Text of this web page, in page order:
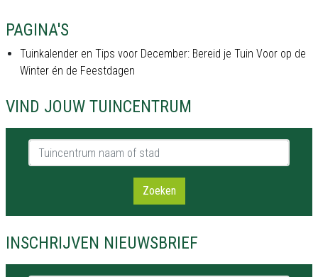
VIND JOUW TUINCENTRUM
Tuincentrum naam of stad
Zoeken
INSCHRIJVEN NIEUWSBRIEF
PAGINA'S
Tuinkalender en Tips voor December: Bereid je Tuin Voor op de
Winter én de Feestdagen